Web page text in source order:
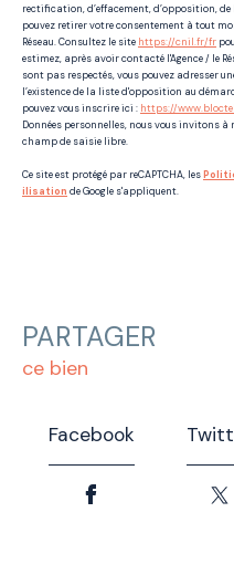
rectification, d’effacement, d’opposition,
pouvez retirer votre consentement à tout
Réseau. Consultez le site https://cnil.fr/fr
estimez, après avoir contacté l'Agence / le
sont pas respectés, vous pouvez adresser
l’existence de la liste d'opposition au
pouvez vous inscrire ici : https://
Données personnelles, nous vous invitons
champ de saisie libre.
Ce site est protégé par reCAPTCHA, les
ilisation de Google s'appliquent.
PARTAGER
ce bien
Facebook